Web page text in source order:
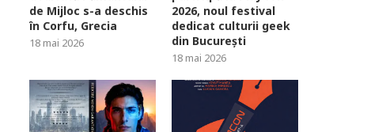
de Mijloc s-a deschis
în Corfu, Grecia
18 mai 2026
2026, noul festival
dedicat culturii geek
din București
18 mai 2026